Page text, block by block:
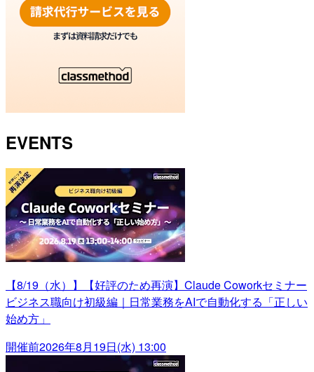
EVENTS
【8/19（水）】【好評のため再演】Claude Coworkセミナー
ビジネス職向け初級編｜日常業務をAIで自動化する「正しい
始め方」
開催前2026年8月19日(水) 13:00